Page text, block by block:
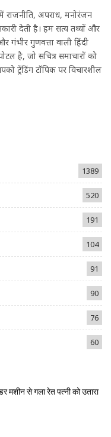
राजनीति, अपराध, मनोरंजन
देती है। हम सत्य तथ्यों और
गुणवत्ता वाली हिंदी
है, जो सचित्र समाचारों को
ट्रेंडिंग टॉपिक पर विचारशील
1389
520
191
104
91
90
76
60
मशीन से गला रेत पत्नी को उतारा